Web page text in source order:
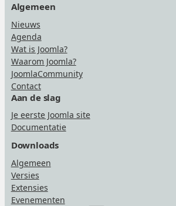
Algemeen
Nieuws
Agenda
Wat is Joomla?
Waarom Joomla?
JoomlaCommunity
Contact
Aan de slag
Je eerste Joomla site
Documentatie
Downloads
Algemeen
Versies
Extensies
Evenementen